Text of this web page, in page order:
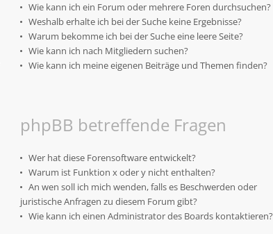
Wie kann ich ein Forum oder mehrere Foren durchsuchen?
Weshalb erhalte ich bei der Suche keine Ergebnisse?
Warum bekomme ich bei der Suche eine leere Seite?
Wie kann ich nach Mitgliedern suchen?
Wie kann ich meine eigenen Beiträge und Themen finden?
phpBB betreffende Fragen
Wer hat diese Forensoftware entwickelt?
Warum ist Funktion x oder y nicht enthalten?
An wen soll ich mich wenden, falls es Beschwerden oder
juristische Anfragen zu diesem Forum gibt?
Wie kann ich einen Administrator des Boards kontaktieren?